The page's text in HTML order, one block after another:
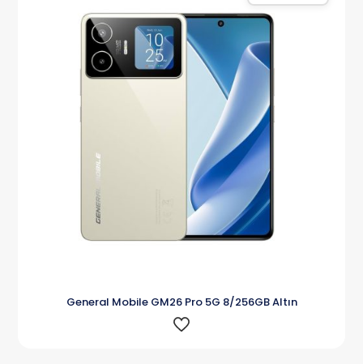
General Mobile GM26 Pro 5G 8/256GB Altın